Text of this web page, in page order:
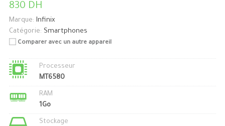
830 DH
Marque: Infinix
Catégorie: Smartphones
Comparer avec un autre appareil
Processeur
MT6580
RAM
1Go
Stockage